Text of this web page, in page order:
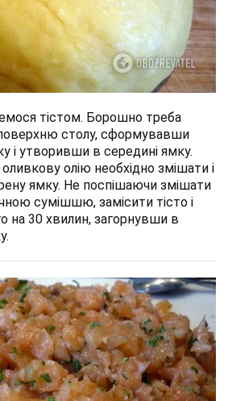
тістом. Борошно треба
столу, сформувавши
і утворивши в середині ямку.
олію необхідно змішати і
ямку. Не поспішаючи змішати
сумішшю, замісити тісто і
на 30 хвилин, загорнувши в